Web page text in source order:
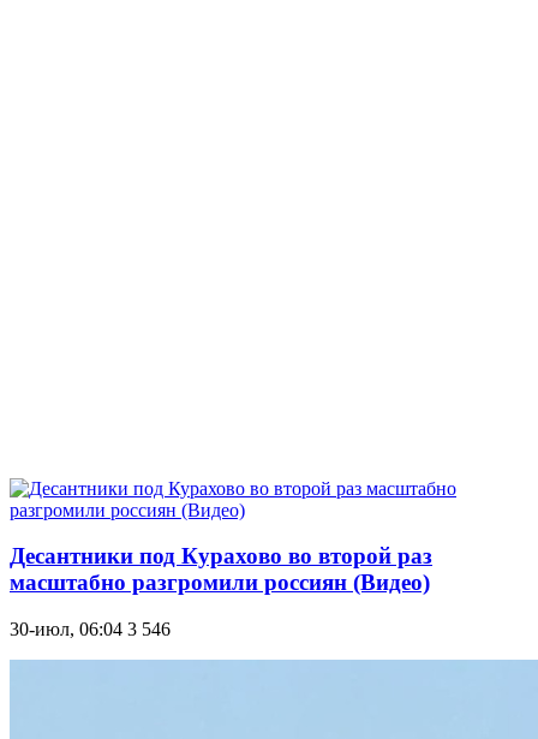
Десантники под Курахово во второй раз
масштабно разгромили россиян (Видео)
30-июл, 06:04 3 546